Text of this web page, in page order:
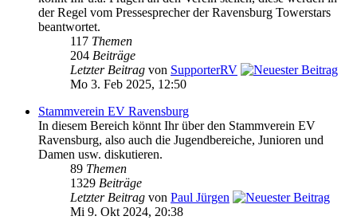
der Regel vom Pressesprecher der Ravensburg Towerstars
beantwortet.
117 Themen
204 Beiträge
Letzter Beitrag von SupporterRV
Mo 3. Feb 2025, 12:50
Stammverein EV Ravensburg
In diesem Bereich könnt Ihr über den Stammverein EV
Ravensburg, also auch die Jugendbereiche, Junioren und
Damen usw. diskutieren.
89 Themen
1329 Beiträge
Letzter Beitrag von Paul Jürgen
Mi 9. Okt 2024, 20:38